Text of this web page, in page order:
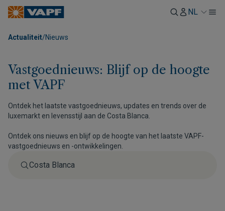
NL
Actualiteit/Nieuws
Vastgoednieuws: Blijf op de hoogte
met VAPF
Ontdek het laatste vastgoednieuws, updates en trends over de
luxemarkt en levensstijl aan de Costa Blanca.
Ontdek ons nieuws en blijf op de hoogte van het laatste VAPF-
vastgoednieuws en -ontwikkelingen.